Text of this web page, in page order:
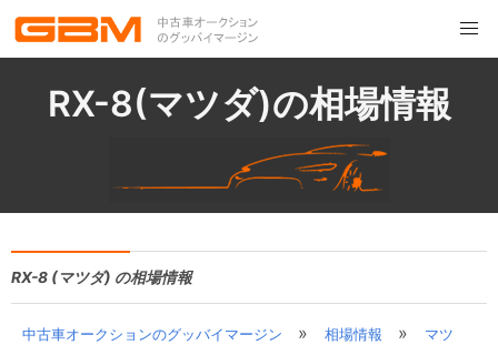
RX-8(マツダ)の相場情報
RX-8 (マツダ) の相場情報
中古車オークションのグッバイマージン » 相場情報 »
マツ